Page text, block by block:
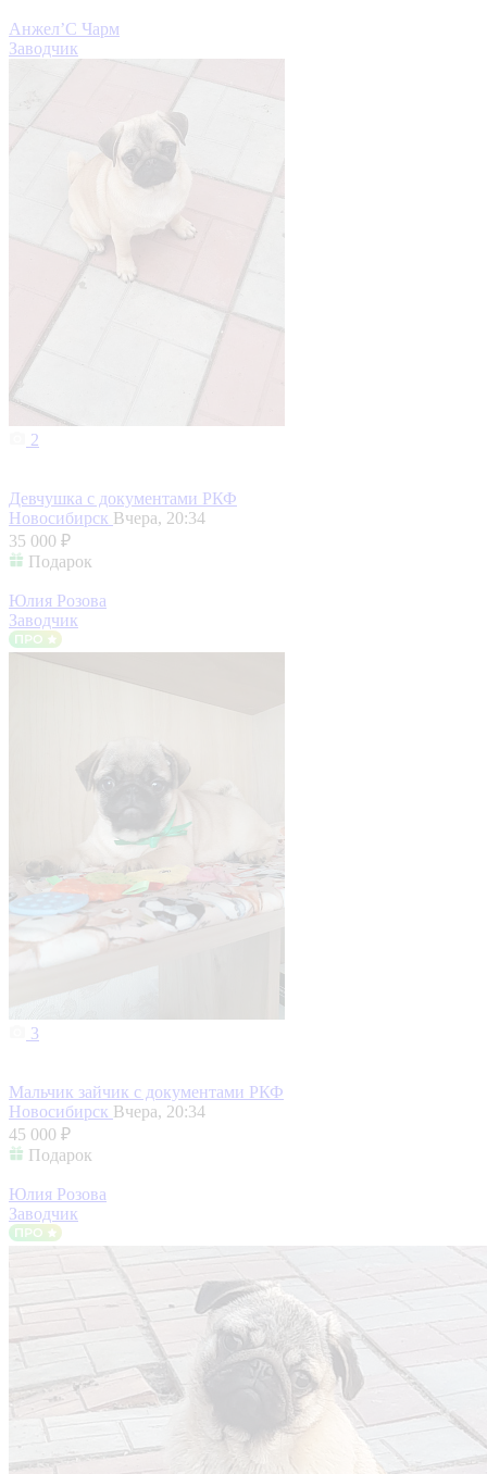
Анжел’С Чарм
Заводчик
2
Девчушка с документами РКФ
Новосибирск Вчера, 20:34
35 000 ₽
Подарок
Юлия Розова
Заводчик
3
Мальчик зайчик с документами РКФ
Новосибирск Вчера, 20:34
45 000 ₽
Подарок
Юлия Розова
Заводчик